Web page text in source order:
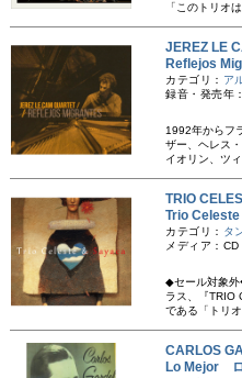
「このトリオ
JEREZ LE
Reflejos
カテゴリ： ア
録音・発売年
1992年からフ
ザー、ヘレス
イオリン、ツ
TRIO
Trio
カテゴリ： タ
メディア：CD
◆セール対象外
ラス、『TRIO
である「トリ
CARLOS
Lo Mejor